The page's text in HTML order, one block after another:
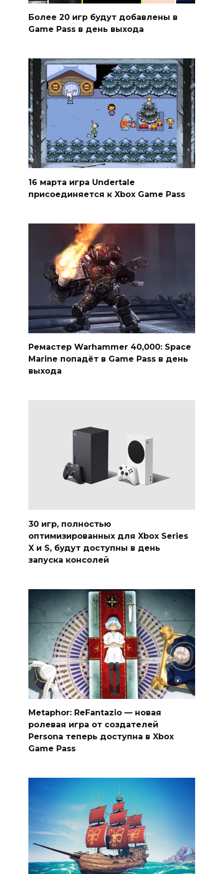
Более 20 игр будут добавлены в
Game Pass в день выхода
16 марта игра Undertale
присоединяется к Xbox Game Pass
Ремастер Warhammer 40,000: Space
Marine попадёт в Game Pass в день
выхода
30 игр, полностью
оптимизированных для Xbox Series
X и S, будут доступны в день
запуска консолей
Metaphor: ReFantazio — новая
ролевая игра от создателей
Persona теперь доступна в Xbox
Game Pass